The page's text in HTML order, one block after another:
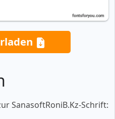
SanasoftRoniB.Kz-Schrift: